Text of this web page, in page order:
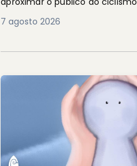
7 agosto 2026